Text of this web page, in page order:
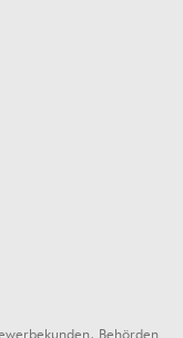
Behörden